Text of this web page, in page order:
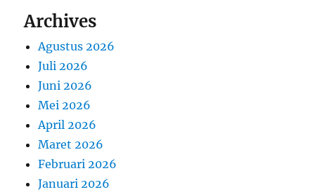
Archives
Agustus 2026
Juli 2026
Juni 2026
Mei 2026
April 2026
Maret 2026
Februari 2026
Januari 2026